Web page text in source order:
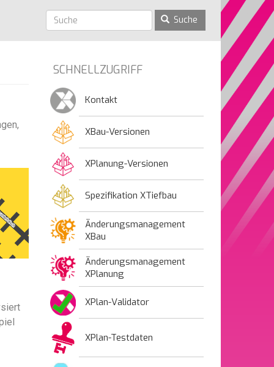
Suche
SCHNELLZUGRIFF
Kontakt
XBau-Versionen
XPlanung-Versionen
Spezifikation XTiefbau
Änderungsmanagement
XBau
Änderungsmanagement
XPlanung
XPlan-Validator
XPlan-Testdaten